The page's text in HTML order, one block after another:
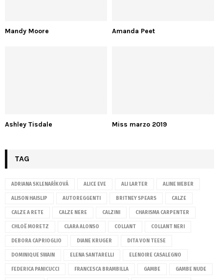
Mandy Moore Amanda Peet
Ashley Tisdale Miss marzo 2019
TAG
ADRIANA SKLENAŘÍKOVÁ ALICE EVE ALI LARTER ALINE WEBER
ALISON HAISLIP AUTOREGGENTI BRITNEY SPEARS CALZE
CALZE A RETE CALZE NERE CALZINI CHARISMA CARPENTER
CHLOË MORETZ CLARA ALONSO COLLANT COLLANT NERI
DEBORA CAPRIOGLIO DIANE KRUGER DITA VON TEESE
DOMINIQUE SWAIN ELENA SANTARELLI ELENOIRE CASALEGNO
FEDERICA PANICUCCI FRANCESCA BRAMBILLA GAMBE GAMBE NUDE